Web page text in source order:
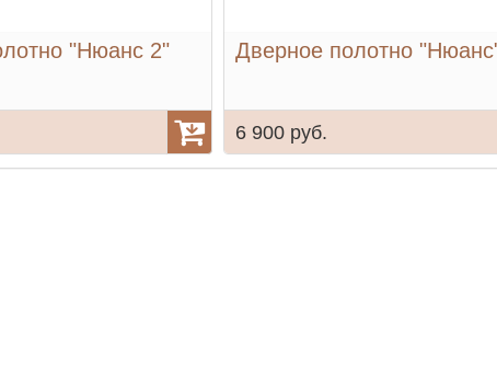
"Нюанс 2" Дверное полотно
6 900 руб.